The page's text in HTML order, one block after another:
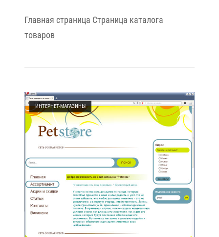
Главная страница Cтраница каталога
товаров
ИНТЕРНЕТ-МАГАЗИНЫ
Open post